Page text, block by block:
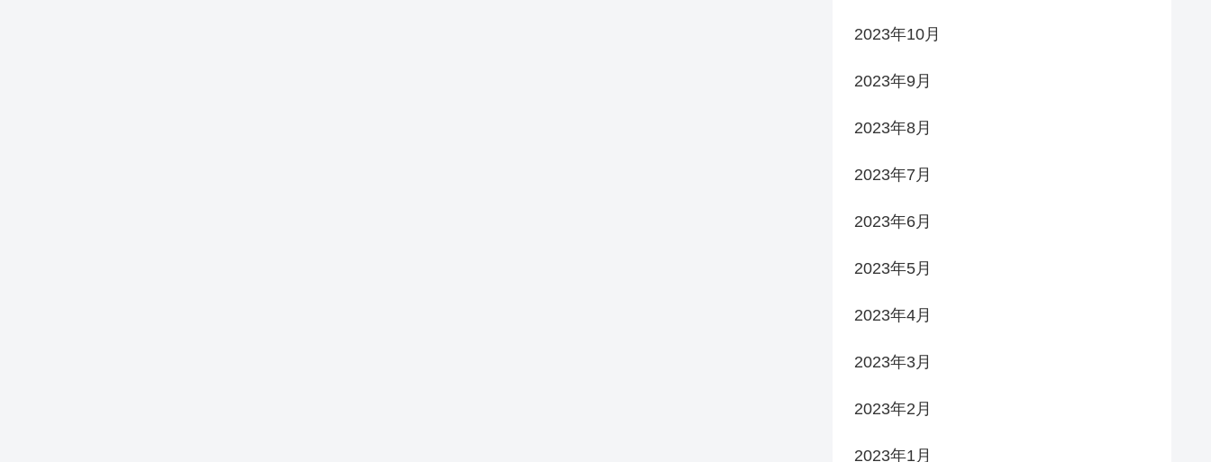
2023年10月
2023年9月
2023年8月
2023年7月
2023年6月
2023年5月
2023年4月
2023年3月
2023年2月
2023年1月